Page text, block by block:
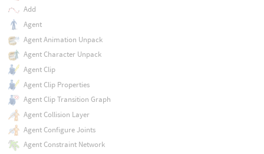
Add
Agent
Agent Animation Unpack
Agent Character Unpack
Agent Clip
Agent Clip Properties
Agent Clip Transition Graph
Agent Collision Layer
Agent Configure Joints
Agent Constraint Network